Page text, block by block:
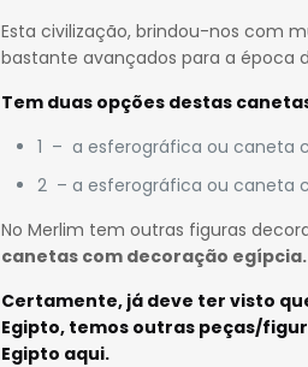
Esta civilização, brindou-nos com
bastante avançados para a época
Tem duas opções destas
1 – a esferográfica ou caneta
2 – a esferográfica ou caneta
No Merlim tem outras figuras
canetas com decoração egípcia.
Certamente, já deve ter visto
Egipto, temos outras peças/
Egipto aqui.